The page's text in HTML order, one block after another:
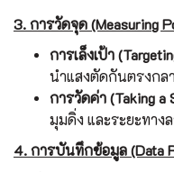
3. การวัดจุด (Measuring
การเล็งเป้า
นำแสงตัดกันตรงกล
การวัดค่า (Taking a
มุมดิ่ง และระยะทาง
4. การบันทึกข้อมูล (Data